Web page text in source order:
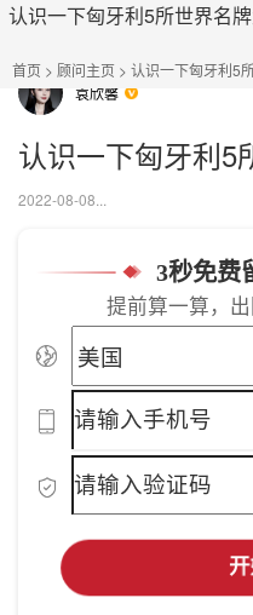
认识一下匈牙利5所世界名
首页 > 顾问主页 > 认识一下匈牙利5
袁欣馨
认识一下匈牙利5
2022-08-08...
3秒免费
提前算一算，出